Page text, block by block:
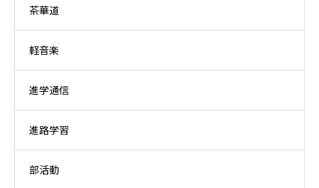
茶華道
軽音楽
進学通信
進路学習
部活動